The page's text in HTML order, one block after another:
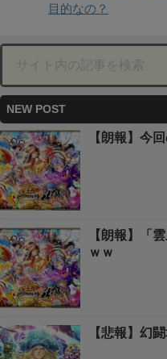
目的なの？
NEW POST
【朗報】今
【朗報】「
ｗｗ
【悲報】幻